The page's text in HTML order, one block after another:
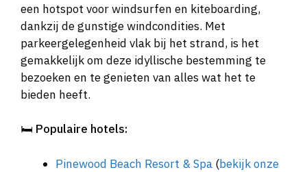
een hotspot voor windsurfen en kiteboarding,
dankzij de gunstige windcondities. Met
parkeergelegenheid vlak bij het strand, is het
gemakkelijk om deze idyllische bestemming te
bezoeken en te genieten van alles wat het te
bieden heeft.
🛏️ Populaire hotels:
Pinewood Beach Resort & Spa (bekijk onze